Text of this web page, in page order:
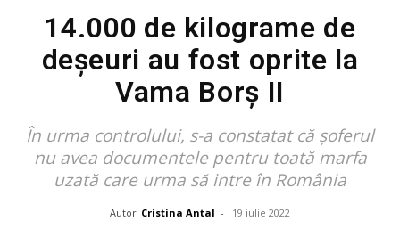
Investigații
14.000 de kilograme de
deşeuri au fost oprite la
Vama Borș II
În urma controlului, s-a constatat că șoferul
nu avea documentele pentru toată marfa
uzată care urma să intre în România
Autor Cristina Antal - 19 iulie 2022